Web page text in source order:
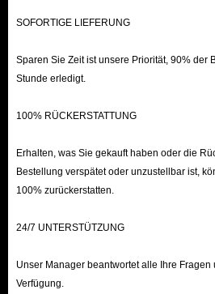
SOFORTIGE LIEFERUNG
Sparen Sie Zeit ist unsere Priorität, 90% der
Stunde erledigt.
100% RÜCKERSTATTUNG
Erhalten, was Sie gekauft haben oder die
Bestellung verspätet oder unzustellbar ist,
100% zurückerstatten.
24/7 UNTERSTÜTZUNG
Unser Manager beantwortet alle Ihre
Verfügung.